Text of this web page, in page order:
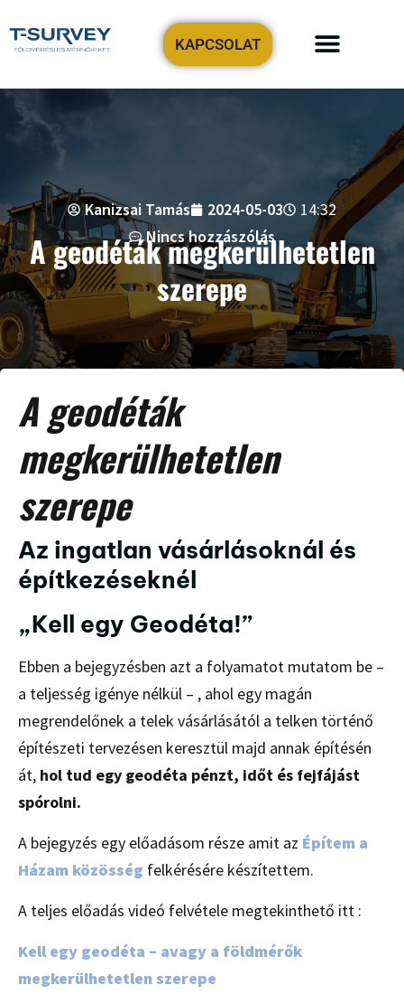
KAPCSOLAT
Kanizsai Tamás 2024-05-03
14:32
Nincs hozzászólás
A geodéták megkerülhetetlen
szerepe
A geodéták
megkerülhetetlen
szerepe
Az ingatlan vásárlásoknál és
építkezéseknél
„Kell egy Geodéta!”
Ebben a bejegyzésben azt a folyamatot mutatom be –
a teljesség igénye nélkül – , ahol egy magán
megrendelőnek a telek vásárlásától a telken történő
építészeti tervezésen keresztül majd annak építésén
át, hol tud egy geodéta pénzt, időt és fejfájást
spórolni.
A bejegyzés egy előadásom része amit az Építem a
Házam közösség felkérésére készítettem.
A teljes előadás videó felvétele megtekinthető itt :
Kell egy geodéta – avagy a földmérők
megkerülhetetlen szerepe